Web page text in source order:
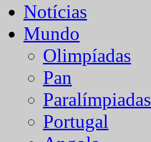
Notícias
Mundo
Olimpíadas
Pan
Paralímpiadas
Portugal